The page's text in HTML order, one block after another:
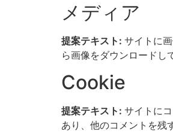
メディア
提案テキスト: サイトに
ら画像をダウンロードし
Cookie
提案テキスト: サイトに
あり、他のコメントを残